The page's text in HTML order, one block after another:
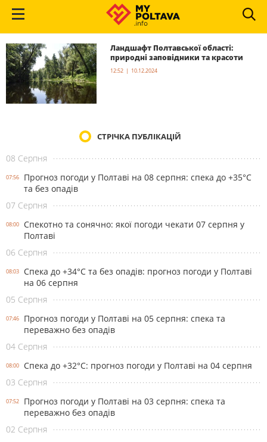
Ландшафт Полтавської області:
природні заповідники та красоти
12:52 | 10.12.2024
СТРІЧКА ПУБЛІКАЦІЙ
08 Серпня
07:56
Прогноз погоди у Полтаві на 08 серпня: спека до +35°С
та без опадів
07 Серпня
08:00
Спекотно та сонячно: якої погоди чекати 07 серпня у
Полтаві
06 Серпня
08:03
Спека до +34°С та без опадів: прогноз погоди у Полтаві
на 06 серпня
05 Серпня
07:46
Прогноз погоди у Полтаві на 05 серпня: спека та
переважно без опадів
04 Серпня
08:00
Спека до +32°С: прогноз погоди у Полтаві на 04 серпня
03 Серпня
07:52
Прогноз погоди у Полтаві на 03 серпня: спека та
переважно без опадів
02 Серпня